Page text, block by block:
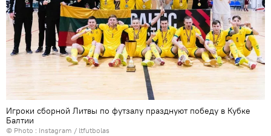
Игроки сборной Литвы по футзалу празднуют победу в Кубке
Балтии
© Photo : Instagram / ltfutbolas